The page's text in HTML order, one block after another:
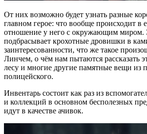
От них возможно будет узнать разные
главном герое: что вообще происходит в
отношение у него с окружающим миром.
подбрасывает крохотные дровишки в
заинтересованности, что же такое
Линчем, о чём нам пытаются рассказать
лесу и многие другие памятные вещи из
полицейского.
Инвентарь состоит как раз из
и коллекций в основном бесполезных
идут в качестве ачивок.